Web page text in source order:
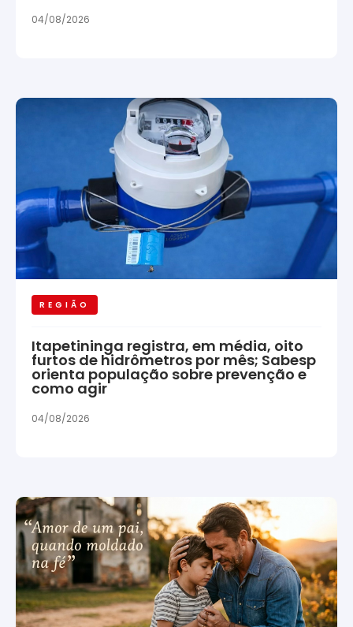
04/08/2026
REGIÃO
Itapetininga registra, em média, oito
furtos de hidrômetros por mês; Sabesp
orienta população sobre prevenção e
como agir
04/08/2026